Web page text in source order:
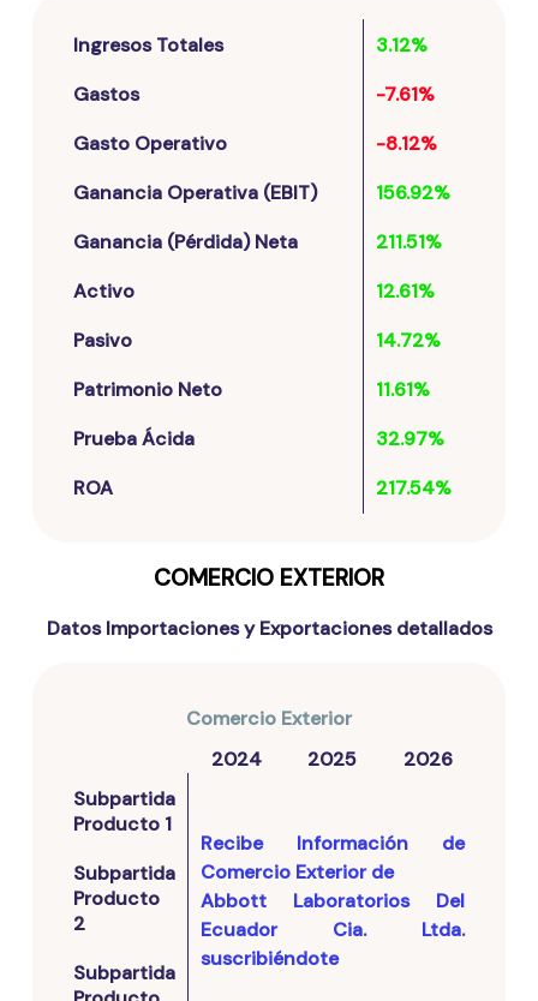
Ingresos Totales
3.12%
Gastos
-7.61%
Gasto Operativo
-8.12%
Ganancia Operativa (EBIT)
156.92%
Ganancia (Pérdida) Neta
211.51%
Activo
12.61%
Pasivo
14.72%
Patrimonio Neto
11.61%
Prueba Ácida
32.97%
ROA
217.54%
COMERCIO EXTERIOR
Datos Importaciones y Exportaciones detallados
Comercio Exterior
2024
2025
2026
Subpartida
Producto 1
Recibe Información de
Comercio Exterior de
Abbott Laboratorios Del
Ecuador Cia. Ltda.
suscribiéndote
Subpartida
Producto
2
Subpartida